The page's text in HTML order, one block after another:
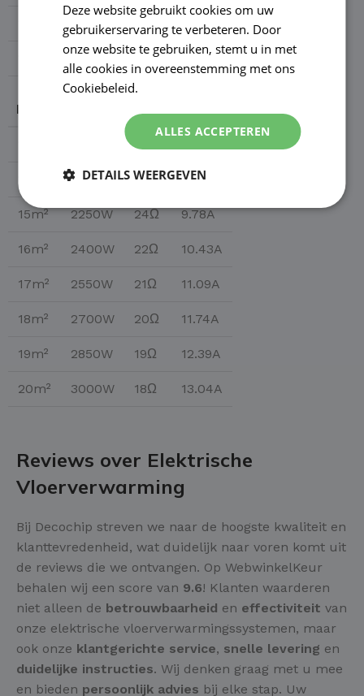
1650W 32Ω 7.17A
1800W 29Ω 7.83A
M²
27Ω
2100W 25Ω 9.13A
15m² 2250W 24Ω 9.78A
16m² 2400W 22Ω 10.43A
17m² 2550W 21Ω 11.09A
18m² 2700W 20Ω 11.74A
19m² 2850W 19Ω 12.39A
20m² 3000W 18Ω 13.04A
Reviews over Elektrische
Vloerverwarming
Bij Decochip streven we naar de hoogste kwaliteit en
klanttevredenheid, wat duidelijk naar voren komt uit
de reviews die we ontvangen. Op WebwinkelKeur
behalen wij een score van 9.6! Klanten waarderen
niet alleen de betrouwbaarheid en effectiviteit van
onze elektrische vloerverwarmingssystemen, maar
ook onze klantgerichte service, snelle levering en
duidelijke instructies. Wij denken graag met u mee
en bieden persoonlijk advies bij elke stap. Uw
Deze website gebruikt cookies om uw
gebruikerservaring te verbeteren. Door
onze website te gebruiken, stemt u in met
alle cookies in overeenstemming met ons
Cookiebeleid.
ALLES ACCEPTEREN
DETAILS WEERGEVEN